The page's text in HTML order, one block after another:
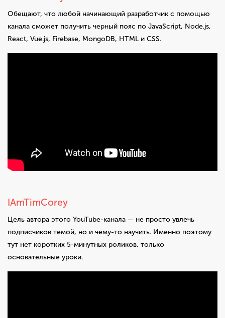
Обещают, что любой начинающий разработчик с помощью
канала сможет получить черный пояс по JavaScript, Node.js,
React, Vue.js, Firebase, MongoDB, HTML и CSS.
IAmTimCorey
Цель автора этого YouTube-канала — не просто увлечь
подписчиков темой, но и чему-то научить. Именно поэтому
тут нет коротких 5-минутных роликов, только
основательные уроки.